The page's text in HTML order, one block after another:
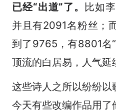
已经“出道”了。 比如
并且有2091名粉丝；
到了9765，有8801名
顶流的白居易，人气延
这些诗人之所以纷纷
今天有些改编作品用了